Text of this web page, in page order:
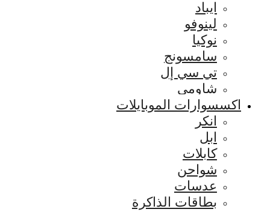
ايباد
لينوفو
نوكيا
سامسونج
تي سي إل
شاومي
اكسسوارات الموبايلات
انكر
ابل
كابلات
شواحن
عدسات
بطاقات الذاكرة